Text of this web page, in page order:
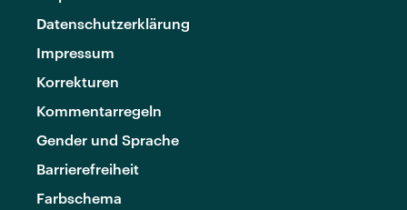
Datenschutzerklärung
Impressum
Korrekturen
Kommentarregeln
Gender und Sprache
Barrierefreiheit
Farbschema